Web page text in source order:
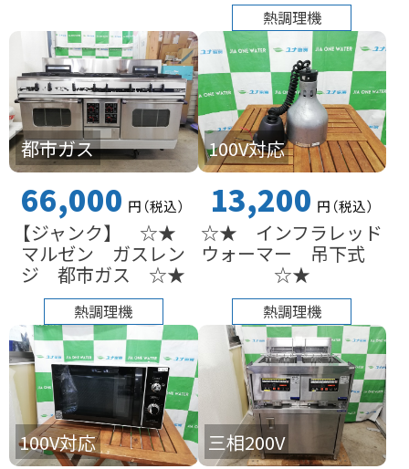
熱調理機
都市ガス
66,000 円（税込）
【ジャンク】 ☆★
マルゼン ガスレン
ジ 都市ガス ☆★
熱調理機
100V対応
13,200 円（税込）
☆★ インフラレッド
ウォーマー 吊下式
☆★
熱調理機
100V対応 三相200V